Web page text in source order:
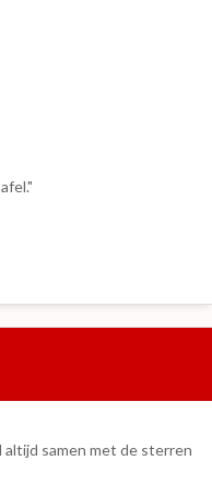
altijd samen met de sterren